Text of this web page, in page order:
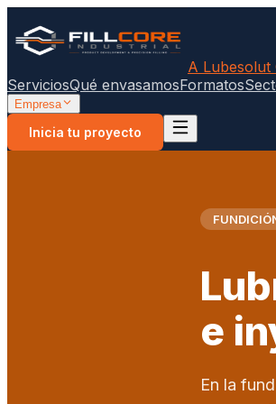
A
ServiciosQué envasamosFormatos
Empresa
Inicia tu proyecto
e
En la